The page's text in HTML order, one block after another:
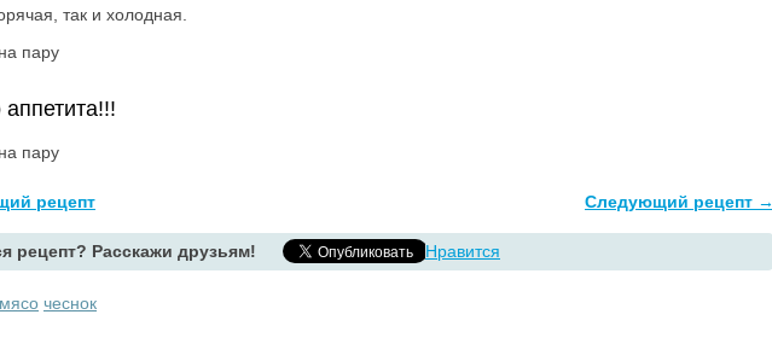
так и холодная.
рецепт Следующий рецепт →
рецепт? Расскажи друзьям! Нравится
мясо чеснок